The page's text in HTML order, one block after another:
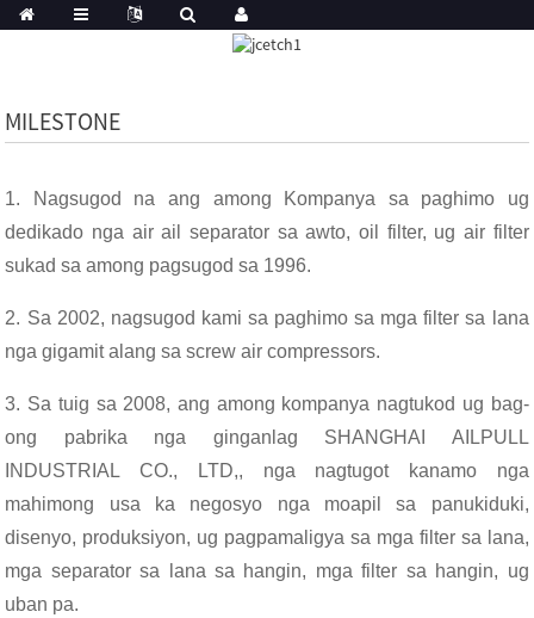
MILESTONE
1. Nagsugod na ang among Kompanya sa paghimo ug
dedikado nga air ail separator sa awto, oil filter, ug air filter
sukad sa among pagsugod sa 1996.
2. Sa 2002, nagsugod kami sa paghimo sa mga filter sa lana
nga gigamit alang sa screw air compressors.
3. Sa tuig sa 2008, ang among kompanya nagtukod ug bag-
ong pabrika nga ginganlag SHANGHAI AILPULL
INDUSTRIAL CO., LTD,, nga nagtugot kanamo nga
mahimong usa ka negosyo nga moapil sa panukiduki,
disenyo, produksiyon, ug pagpamaligya sa mga filter sa lana,
mga separator sa lana sa hangin, mga filter sa hangin, ug
uban pa.